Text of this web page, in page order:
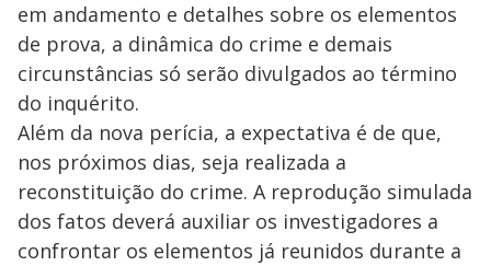
em andamento e detalhes sobre os elementos
de prova, a dinâmica do crime e demais
circunstâncias só serão divulgados ao término
do inquérito.
Além da nova perícia, a expectativa é de que,
nos próximos dias, seja realizada a
reconstituição do crime. A reprodução simulada
dos fatos deverá auxiliar os investigadores a
confrontar os elementos já reunidos durante a